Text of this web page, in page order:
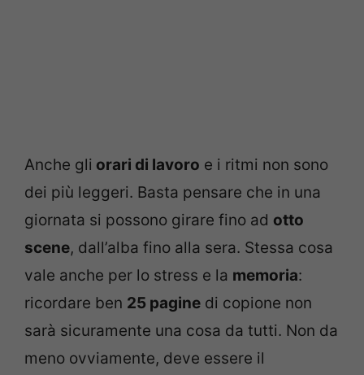
Anche gli orari di lavoro e i ritmi non sono
dei più leggeri. Basta pensare che in una
giornata si possono girare fino ad otto
scene, dall’alba fino alla sera. Stessa cosa
vale anche per lo stress e la memoria:
ricordare ben 25 pagine di copione non
sarà sicuramente una cosa da tutti. Non da
meno ovviamente, deve essere il